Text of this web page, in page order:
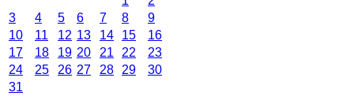
3
4 5 6 7 8
9
10
11 12 13 14 15
16
17
18 19 20 21 22
23
24
25 26 27 28 29
30
31